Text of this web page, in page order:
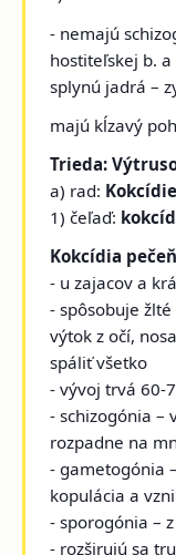
- nemajú
hostiteľskej b.
splynú jadrá –
majú kĺzavý
Trieda:
a) rad:
1) čeľaď:
Kokcídia
- u zajacov a
- spôsobuje
výtok z očí,
spáliť všetko
- vývoj trvá 60-
- schizogónia –
rozpadne na
- gametogónia
kopulácia a
- sporogónia –
- rozširujú sa